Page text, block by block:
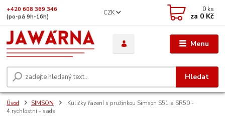
Menu
CZK
Hledat
+420 608 369 346
(po-pá 9h-16h)
0 ks
za 0 Kč
Úvod SIMSON
Kuličky řazení s pružinkou Simson S51 a SR50 -
4.rychlostní - sada